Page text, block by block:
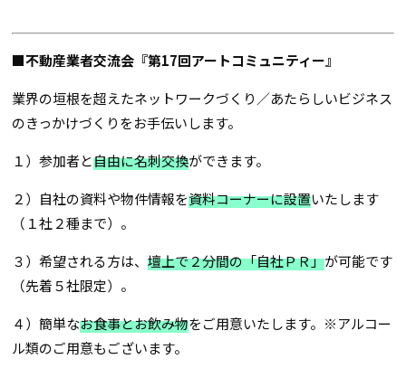
■不動産業者交流会『第17回アートコミュニティー』
業界の垣根を超えたネットワークづくり／あたらしいビジネス
のきっかけづくりをお手伝いします。
１）参加者と自由に名刺交換ができます。
２）自社の資料や物件情報を資料コーナーに設置いたします
（１社２種まで）。
３）希望される方は、壇上で２分間の「自社ＰＲ」が可能です
（先着５社限定）。
４）簡単なお食事とお飲み物をご用意いたします。※アルコー
ル類のご用意もございます。